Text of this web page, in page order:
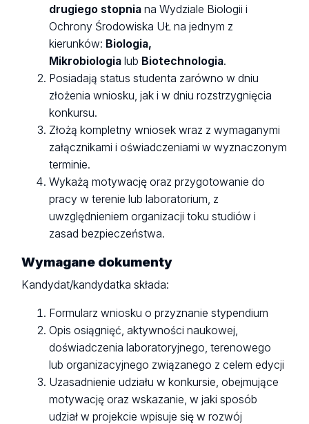
drugiego stopnia na Wydziale Biologii i
Ochrony Środowiska UŁ na jednym z
kierunków: Biologia,
Mikrobiologia lub Biotechnologia.
Posiadają status studenta zarówno w dniu
złożenia wniosku, jak i w dniu rozstrzygnięcia
konkursu.
Złożą kompletny wniosek wraz z wymaganymi
załącznikami i oświadczeniami w wyznaczonym
terminie.
Wykażą motywację oraz przygotowanie do
pracy w terenie lub laboratorium, z
uwzględnieniem organizacji toku studiów i
zasad bezpieczeństwa.
Wymagane dokumenty
Kandydat/kandydatka składa:
Formularz wniosku o przyznanie stypendium
Opis osiągnięć, aktywności naukowej,
doświadczenia laboratoryjnego, terenowego
lub organizacyjnego związanego z celem edycji
Uzasadnienie udziału w konkursie, obejmujące
motywację oraz wskazanie, w jaki sposób
udział w projekcie wpisuje się w rozwój